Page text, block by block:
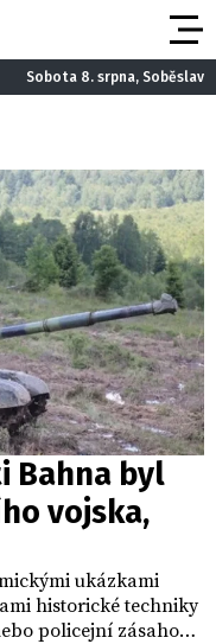
Sobota 8. srpna, Soběslav
Bahna byl
vojska,
ukázkami
historické techniky
policejní zásahové